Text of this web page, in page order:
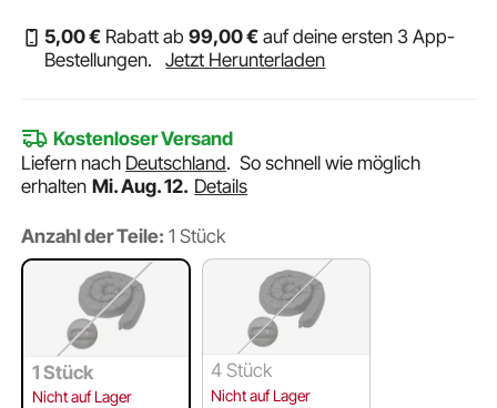
5,00€ Rabatt ab99,00€ auf deine ersten 3 App-
Bestellungen.
Jetzt Herunterladen
Kostenloser Versand
Liefern nach Deutschland.So schnell wie möglich
erhalten Mi. Aug. 12. Details
Anzahl der Teile: 1 Stück
1 Stück
Nicht auf Lager
4 Stück
Nicht auf Lager